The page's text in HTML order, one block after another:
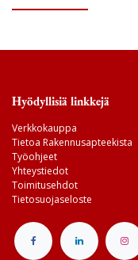
Hyödyllisiä linkkejä
Verkkokauppa
Tietoa Rakennusapteekista
Työohjeet
Yhteystiedot
Toimitusehdot
Tietosuojaseloste